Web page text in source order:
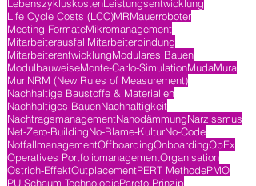
LebenszykluskostenLeistungsentwicklung
Life Cycle Costs (LCC)MRMauerroboter
Meeting-FormateMikromanagement
MitarbeiterausfallMitarbeiterbindung
MitarbeiterentwicklungModulares Bauen
ModulbauweiseMonte-Carlo-SimulationMudaMura
MuriNRM (New Rules of Measurement)
Nachhaltige Baustoffe & Materialien
Nachhaltiges BauenNachhaltigkeit
NachtragsmanagementNanodämmungNarzissmus
Net-Zero-BuildingNo-Blame-KulturNo-Code
NotfallmanagementOffboardingOnboardingOpEx
Operatives PortfoliomanagementOrganisation
Ostrich-EffektOutplacementPERT MethodePMO
PU-Schaum TechnologiePareto-Prinzip